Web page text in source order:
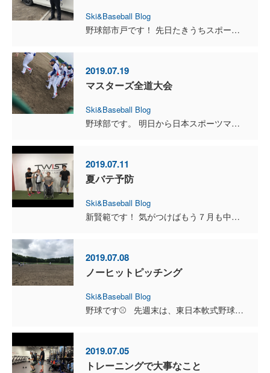
Ski&Baseball Blog
野球部市戸です！ 先日たきうちスポーツ整形外科で肘のクリーニング手術を受けてきました。手術の内容としては骨の変形した部分を削って肘の可動性をよくするという手術です。以前にも肘の手術を行ったのです...
2019.07.19
マスターズ全道大会
Ski&Baseball Blog
野球部です。 明日から日本スポーツマスターズの全道大会が行われます。そして来週末は東日本の支部大会が始まってきます。この時期はほとんど週末は試合が続きます。身体のケアをしっかり行い毎試合万全の状...
2019.07.11
夏バテ予防
Ski&Baseball Blog
新賢範です！ 気がつけばもう７月も中盤に向かっていますね！外も日中は気温がそこそこ高めなのですが、私の住んでいる地域では朝晩は気温が低く、半袖で外に出るとまだまだ肌寒く感じます。もう少しで夏バテ...
2019.07.08
ノーヒットピッチング
Ski&Baseball Blog
野球です⚾️ 先週末は、東日本軟式野球大会の地区予選決勝でした。 結果は1対0で勝利しました❗þ...
2019.07.05
トレーニングで大事なこと